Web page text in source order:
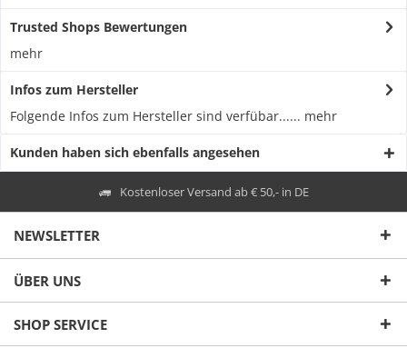
Trusted Shops Bewertungen
mehr
Infos zum Hersteller
Folgende Infos zum Hersteller sind verfübar...... mehr
Kunden haben sich ebenfalls angesehen
Kostenloser Versand ab € 50,- in DE
NEWSLETTER
ÜBER UNS
SHOP SERVICE